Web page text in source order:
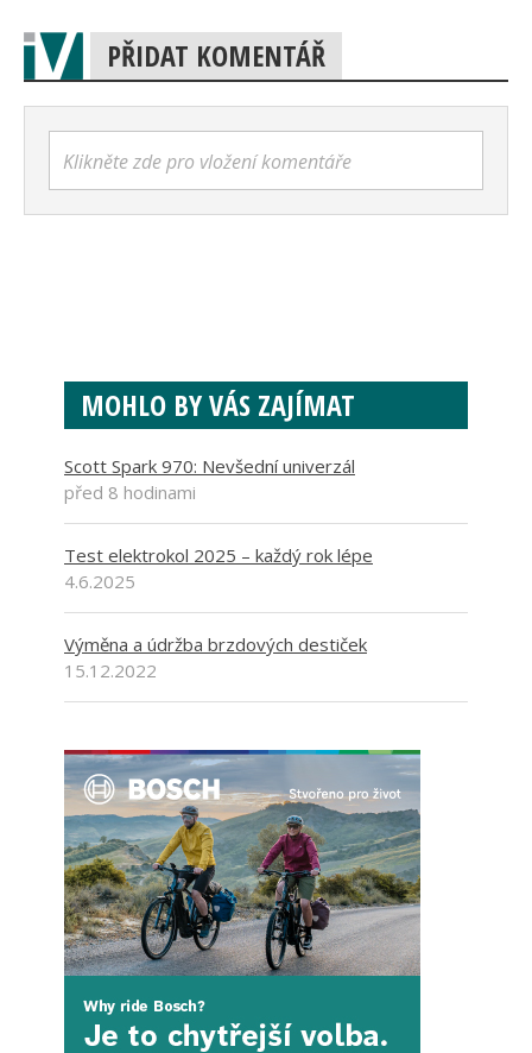
PŘIDAT KOMENTÁŘ
Klikněte zde pro vložení komentáře
MOHLO BY VÁS ZAJÍMAT
Scott Spark 970: Nevšední univerzál
před 8 hodinami
Test elektrokol 2025 – každý rok lépe
4.6.2025
Výměna a údržba brzdových destiček
15.12.2022